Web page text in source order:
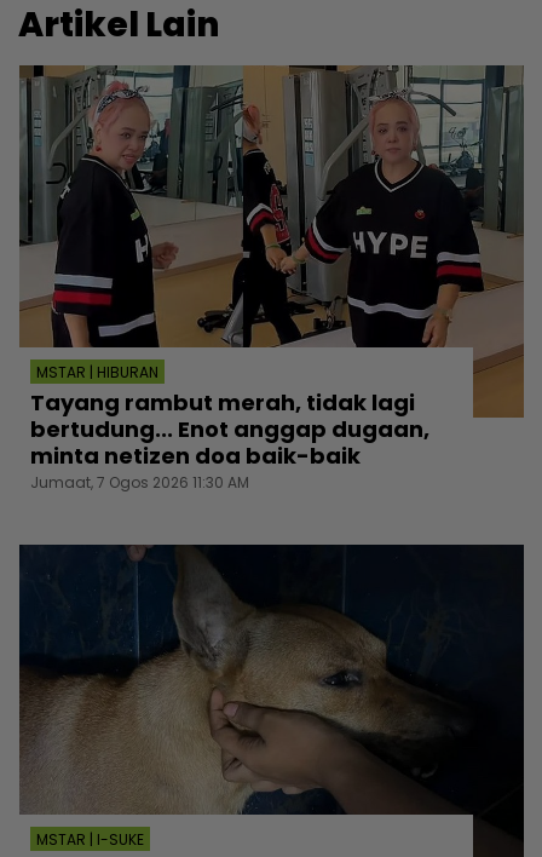
Artikel Lain
MSTAR | HIBURAN
Tayang rambut merah, tidak lagi
bertudung... Enot anggap dugaan,
minta netizen doa baik-baik
Jumaat, 7 Ogos 2026 11:30 AM
MSTAR | I-SUKE